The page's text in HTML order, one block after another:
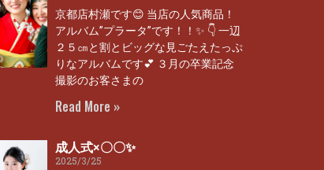
京都店村瀬です😊 当店の人気商品！
アルバム”プラータ”です！！✨ 👇 一辺
２５㎝と割とビッグな見ごたえたっぷ
りなアルバムです💕 ３月の卒業記念
撮影のお客さまの
Read More »
成人式×〇〇✨
2025/3/25